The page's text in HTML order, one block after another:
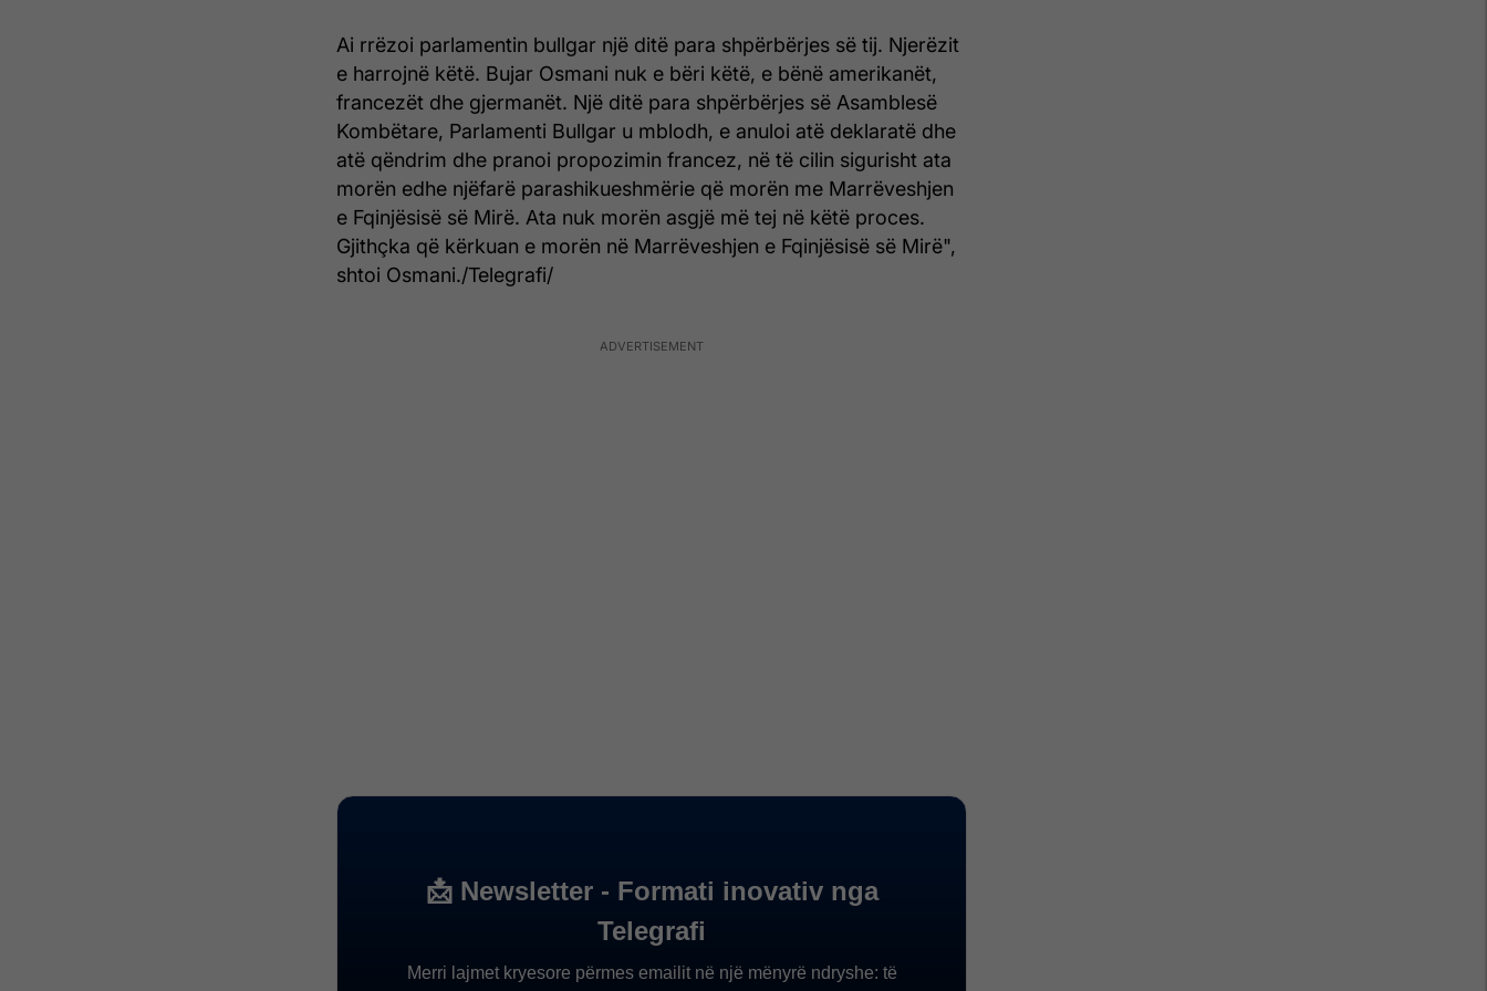
Ai rrëzoi parlamentin bullgar një ditë para shpërbërjes së tij. Njerëzit
e harrojnë këtë. Bujar Osmani nuk e bëri këtë, e bënë amerikanët,
francezët dhe gjermanët. Një ditë para shpërbërjes së Asamblesë
Kombëtare, Parlamenti Bullgar u mblodh, e anuloi atë deklaratë dhe
atë qëndrim dhe pranoi propozimin francez, në të cilin sigurisht ata
morën edhe njëfarë parashikueshmërie që morën me Marrëveshjen
e Fqinjësisë së Mirë. Ata nuk morën asgjë më tej në këtë proces.
Gjithçka që kërkuan e morën në Marrëveshjen e Fqinjësisë së Mirë",
shtoi Osmani./Telegrafi/